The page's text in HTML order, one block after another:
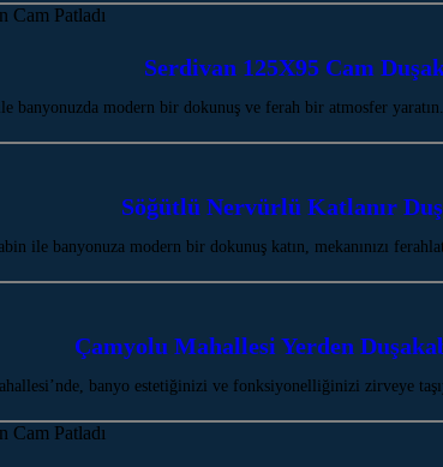
Serdivan 125X95 Cam
banyonuzda modern bir dokunuş ve ferah bir atmosfer
Söğütlü Nervürlü Katlanır
ile banyonuza modern bir dokunuş katın, mekanınızı
Çamyolu Mahallesi Yerden
banyo estetiğinizi ve fonksiyonelliğinizi zirveye